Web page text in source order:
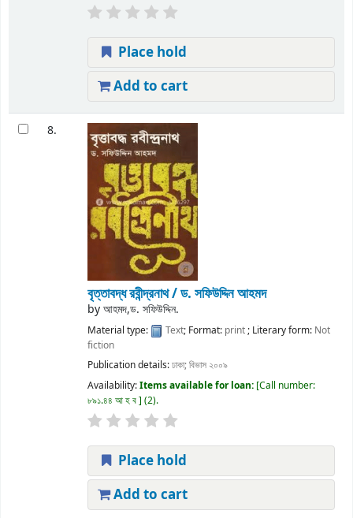
Place hold
Add to cart
8.
বৃত্তাবদ্ধ রবীন্দ্রনাথ / ড. সফিউদ্দিন আহমদ
byআহমদ,ড. সফিউদ্দিন.
Material type: Text; Format: print; Literary form: Not
fiction
Publication details:ঢাকা;বিভাস ২০০৯
Availability:Items available for loan: Call number:
৮৯১.৪৪ আ হ ব (2).
Place hold
Add to cart